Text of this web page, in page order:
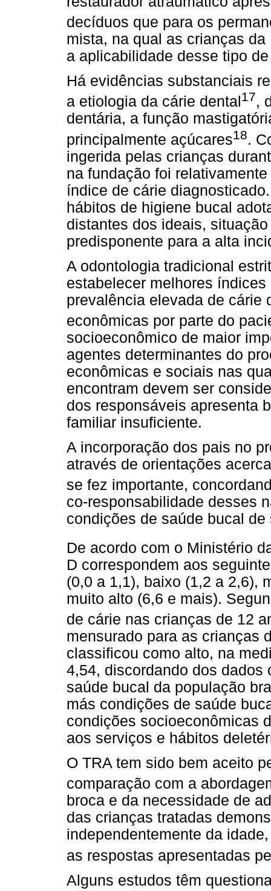
decíduos que para os
mista, na qual as crianças
a aplicabilidade desse tipo
Há evidências substanciais
a etiologia da cárie dental 17,
dentária, a função
principalmente açúcares18.
ingerida pelas crianças
na fundação foi
índice de cárie
hábitos de higiene bucal
distantes dos ideais,
predisponente para a alta
A odontologia tradicional
estabelecer melhores
prevalência elevada de cárie
econômicas por parte do
socioeconômico de maior
agentes determinantes do
econômicas e sociais nas
encontram devem ser
dos responsáveis apresenta
familiar insuficiente.
A incorporação dos pais no
através de orientações
se fez importante,
co-responsabilidade desses
condições de saúde bucal de
De acordo com o Ministério
D correspondem aos
(0,0 a 1,1), baixo (1,2 a 2,6),
muito alto (6,6 e mais).
de cárie nas crianças de 12
mensurado para as crianças
classificou como alto, na
4,54, discordando dos dados
saúde bucal da população
más condições de saúde
condições socioeconômicas
aos serviços e hábitos
O TRA tem sido bem aceito
comparação com a
broca e da necessidade de
das crianças tratadas
independentemente da
as respostas apresentadas
Alguns estudos têm